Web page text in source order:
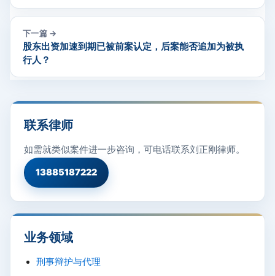
下一篇 →
股东出资加速到期已被前案认定，后案能否追加为被执
行人？
联系律师
如需就类似案件进一步咨询，可电话联系刘正刚律师。
13885187222
业务领域
刑事辩护与代理